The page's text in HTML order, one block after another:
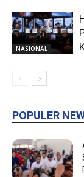
NASIONAL
POPULER